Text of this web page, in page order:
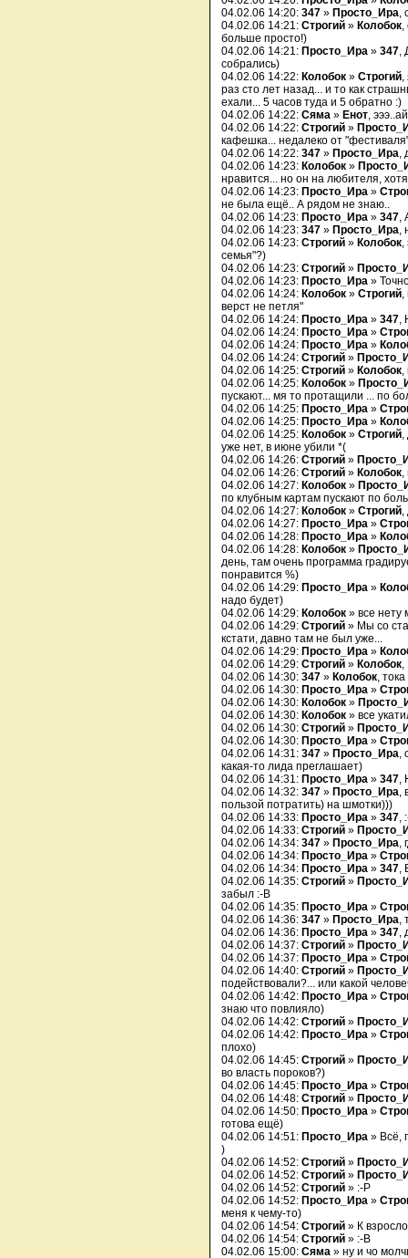
04.02.06 14:20: 347 » Просто_Ира,
04.02.06 14:21: Строгий » Колобок,
больше просто!)
04.02.06 14:21: Просто_Ира » 347,
собрались)
04.02.06 14:22: Колобок » Строгий,
раз сто лет назад... и то как
ехали... 5 часов туда и 5 обратно :)
04.02.06 14:22: Сяма » Енот,
04.02.06 14:22: Строгий »
кафешка... недалеко от
04.02.06 14:22: 347 » Просто_Ира,
04.02.06 14:23: Колобок »
нравится... но он на любителя,
04.02.06 14:23: Просто_Ира »
не была ещё.. А рядом не знаю..
04.02.06 14:23: Просто_Ира » 347,
04.02.06 14:23: 347 » Просто_Ира,
04.02.06 14:23: Строгий » Колобок,
семья"?)
04.02.06 14:23: Строгий »
04.02.06 14:23: Просто_Ира »
04.02.06 14:24: Колобок » Строгий,
верст не петля"
04.02.06 14:24: Просто_Ира » 347,
04.02.06 14:24: Просто_Ира »
04.02.06 14:24: Просто_Ира »
04.02.06 14:24: Строгий »
04.02.06 14:25: Строгий » Колобок,
04.02.06 14:25: Колобок »
пускают... мя то протащили ... по
04.02.06 14:25: Просто_Ира »
04.02.06 14:25: Просто_Ира »
04.02.06 14:25: Колобок » Строгий,
уже нет, в июне убили *(
04.02.06 14:26: Строгий »
04.02.06 14:26: Строгий » Колобок,
04.02.06 14:27: Колобок »
по клубным картам пускают по
04.02.06 14:27: Колобок » Строгий,
04.02.06 14:27: Просто_Ира »
04.02.06 14:28: Просто_Ира »
04.02.06 14:28: Колобок »
день, там очень программа
понравится %)
04.02.06 14:29: Просто_Ира »
надо будет)
04.02.06 14:29: Колобок » все нету
04.02.06 14:29: Строгий » Мы со
кстати, давно там не был уже...
04.02.06 14:29: Просто_Ира »
04.02.06 14:29: Строгий » Колобок,
04.02.06 14:30: 347 » Колобок,
04.02.06 14:30: Просто_Ира »
04.02.06 14:30: Колобок »
04.02.06 14:30: Колобок » все
04.02.06 14:30: Строгий »
04.02.06 14:30: Просто_Ира »
04.02.06 14:31: 347 » Просто_Ира,
какая-то лида преглашает)
04.02.06 14:31: Просто_Ира » 347,
04.02.06 14:32: 347 » Просто_Ира,
пользой потратить) на шмотки)))
04.02.06 14:33: Просто_Ира » 347,
04.02.06 14:33: Строгий »
04.02.06 14:34: 347 » Просто_Ира,
04.02.06 14:34: Просто_Ира »
04.02.06 14:34: Просто_Ира » 347,
04.02.06 14:35: Строгий »
забыл :-B
04.02.06 14:35: Просто_Ира »
04.02.06 14:36: 347 » Просто_Ира,
04.02.06 14:36: Просто_Ира » 347,
04.02.06 14:37: Строгий »
04.02.06 14:37: Просто_Ира »
04.02.06 14:40: Строгий »
подействовали?... или какой
04.02.06 14:42: Просто_Ира »
знаю что повлияло)
04.02.06 14:42: Строгий »
04.02.06 14:42: Просто_Ира »
плохо)
04.02.06 14:45: Строгий »
во власть пороков?)
04.02.06 14:45: Просто_Ира »
04.02.06 14:48: Строгий »
04.02.06 14:50: Просто_Ира »
готова ещё)
04.02.06 14:51: Просто_Ира » Всё,
)
04.02.06 14:52: Строгий »
04.02.06 14:52: Строгий »
04.02.06 14:52: Строгий » :-P
04.02.06 14:52: Просто_Ира »
меня к чему-то)
04.02.06 14:54: Строгий » К
04.02.06 14:54: Строгий » :-B
04.02.06 15:00: Сяма » ну и чо